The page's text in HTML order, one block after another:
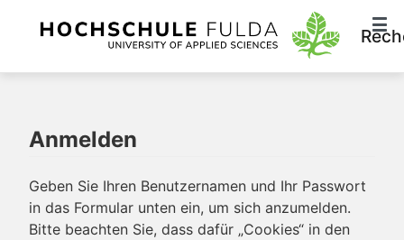
Anmelden
Geben Sie Ihren Benutzernamen und Ihr Passwort
in das Formular unten ein, um sich anzumelden.
Bitte beachten Sie, dass dafür „Cookies“ in den